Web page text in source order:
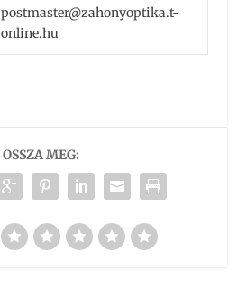
postmaster@zahonyoptika.t-
online.hu
OSSZA MEG: